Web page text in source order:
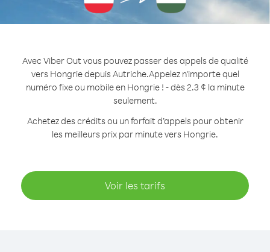
Avec Viber Out vous pouvez passer des appels de qualité
vers Hongrie depuis Autriche.Appelez n'importe quel
numéro fixe ou mobile en Hongrie ! - dès 2.3 ¢ la minute
seulement.
Achetez des crédits ou un forfait d’appels pour obtenir
les meilleurs prix par minute vers Hongrie.
Voir les tarifs